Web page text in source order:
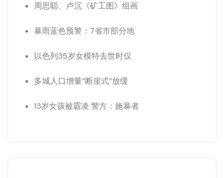
周思聪、卢沉《矿工图》组画
暴雨蓝色预警：7省市部分地
以色列35岁女模特去世时仅
多城人口增量“断崖式”放缓
13岁女孩被霸凌 警方：施暴者